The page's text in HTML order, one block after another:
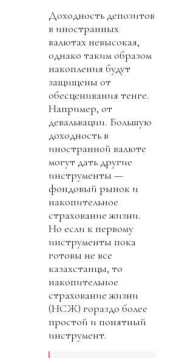
Доходность депозитов
в иностранных
валютах невысокая,
однако таким образом
накопления будут
защищены от
обесценивания тенге.
Например, от
девальвации. Большую
доходность в
иностранной валюте
могут дать другие
инструменты —
фондовый рынок и
накопительное
страхование жизни.
Но если к первому
инструменты пока
готовы не все
казахстанцы, то
накопительное
страхование жизни
(НСЖ) гораздо более
простой и понятный
инструмент.